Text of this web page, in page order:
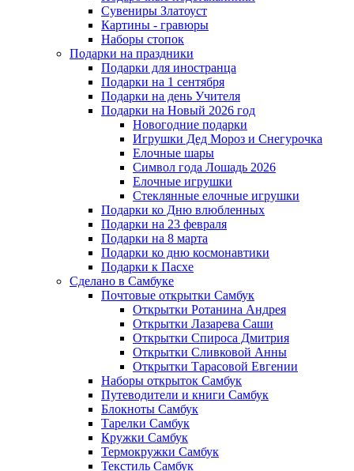
Сувениры Златоуст
Картины - гравюры
Наборы стопок
Подарки на праздники
Подарки для иностранца
Подарки на 1 сентября
Подарки на день Учителя
Подарки на Новый 2026 год
Новогодние подарки
Игрушки Дед Мороз и Снегурочка
Елочные шары
Символ года Лошадь 2026
Елочные игрушки
Стеклянные елочные игрушки
Подарки ко Дню влюбленных
Подарки на 23 февраля
Подарки на 8 марта
Подарки ко дню космонавтики
Подарки к Пасхе
Сделано в Самбуке
Почтовые открытки Самбук
Открытки Ротанина Андрея
Открытки Лазарева Саши
Открытки Спироса Дмитрия
Открытки Сливковой Анны
Открытки Тарасовой Евгении
Наборы открыток Самбук
Путеводители и книги Самбук
Блокноты Самбук
Тарелки Самбук
Кружки Самбук
Термокружки Самбук
Текстиль Самбук